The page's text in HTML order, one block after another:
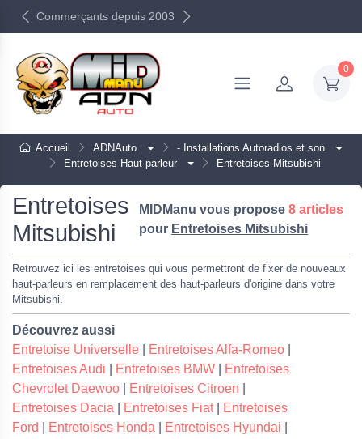
Commerçants depuis 2003
0
Accueil ADNAuto
- Installations Autoradios et son
Entretoises Haut-parleur
Entretoises Mitsubishi
Entretoises
Mitsubishi
MIDManu vous propose8 articles
pour Entretoises Mitsubishi
Retrouvez ici les entretoises qui vous permettront de fixer de nouveaux
haut-parleurs en remplacement des haut-parleurs d'origine dans votre
Mitsubishi.
Découvrez aussi
Entretoise Universelle
Entretoises Alfa-Romeo
Entretoises Audi
Entretoises BMW
Entretoises
Chevrolet Daewoo
Entretoises Citroen
Entretoises Dacia
Entretoises Fiat|
Entretoises
Ford
Entretoises Honda Entretoises Hyundai